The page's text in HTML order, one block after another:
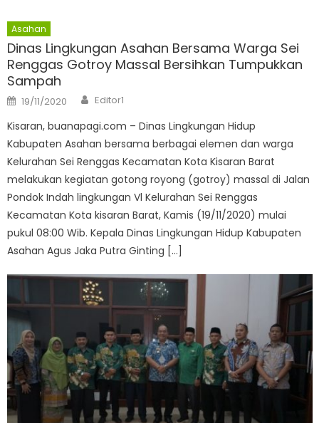
Asahan
Dinas Lingkungan Asahan Bersama Warga Sei
Renggas Gotroy Massal Bersihkan Tumpukkan
Sampah
Posted
on
19/11/2020 Author
Editor1
Kisaran, buanapagi.com – Dinas Lingkungan Hidup
Kabupaten Asahan bersama berbagai elemen dan warga
Kelurahan Sei Renggas Kecamatan Kota Kisaran Barat
melakukan kegiatan gotong royong (gotroy) massal di Jalan
Pondok Indah lingkungan Vl Kelurahan Sei Renggas
Kecamatan Kota kisaran Barat, Kamis (19/11/2020) mulai
pukul 08:00 Wib. Kepala Dinas Lingkungan Hidup Kabupaten
Asahan Agus Jaka Putra Ginting […]